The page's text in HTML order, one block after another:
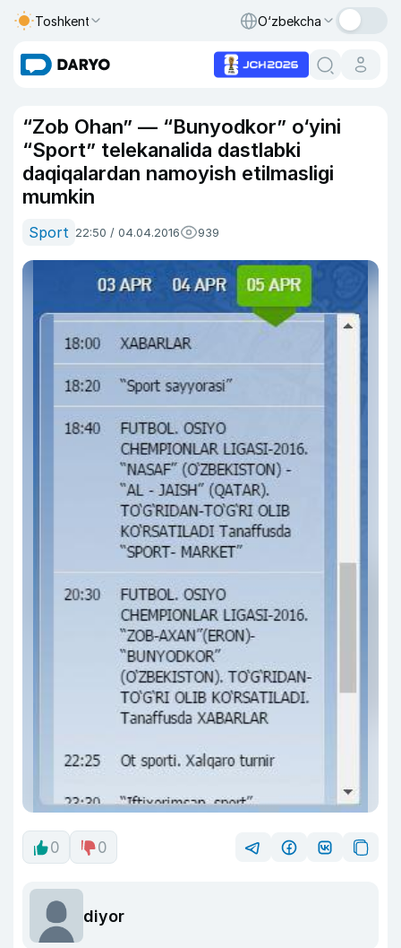
Toshkent O‘zbekcha
“Zob Ohan” — “Bunyodkor” o‘yini
“Sport” telekanalida dastlabki
daqiqalardan namoyish etilmasligi
mumkin
Sport 22:50 / 04.04.2016 939
0 0
diyor